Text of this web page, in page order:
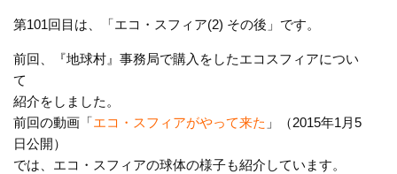
第101回目は、「エコ・スフィア(2) その後」です。
前回、『地球村』事務局で購入をしたエコスフィアについ
て
紹介をしました。
前回の動画「エコ・スフィアがやって来た 」（2015年1月5
日公開）
では、エコ・スフィアの球体の様子も紹介しています。